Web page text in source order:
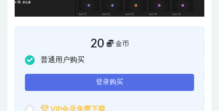
20 金币
普通用户购买
登录购买
VIP会员免费下载